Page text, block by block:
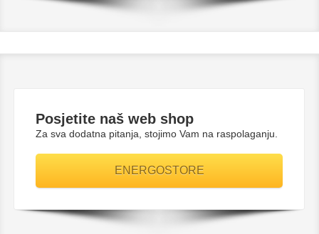
Posjetite naš web shop
Za sva dodatna pitanja, stojimo Vam na raspolaganju.
ENERGOSTORE